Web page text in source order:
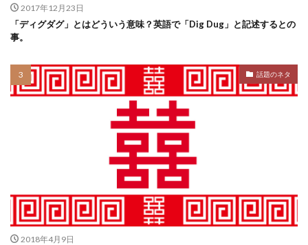
2017年12月23日
「ディグダグ」とはどういう意味？英語で「Dig Dug」と記述するとの
事。
話題のネタ
2018年4月9日